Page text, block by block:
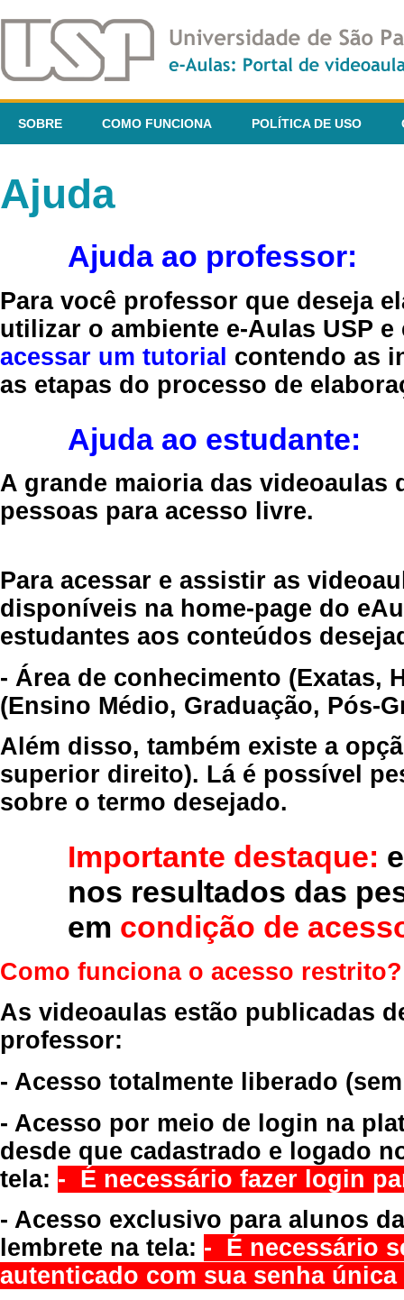
SOBRE COMO FUNCIONA POLÍTICA DE USO
Ajuda
Ajuda ao professor:
Para você professor que deseja
utilizar o ambiente e-Aulas USP
acessar um tutorial contendo as
as etapas do processo de
Ajuda ao estudante:
A grande maioria das videoaulas
pessoas para acesso livre.
Para acessar e assistir as
disponíveis na home-page do
estudantes aos conteúdos
- Área de conhecimento (Exatas,
(Ensino Médio, Graduação, Pós-
Além disso, também existe a
superior direito). Lá é possível
sobre o termo desejado.
Importante destaque:
nos resultados das
em condição de
Como funciona o acesso restrito?
As videoaulas estão publicadas
professor:
- Acesso totalmente liberado
- Acesso por meio de login na
desde que cadastrado e logado
tela: - É necessário fazer login
- Acesso exclusivo para alunos
lembrete na tela: - É necessário
autenticado com sua senha